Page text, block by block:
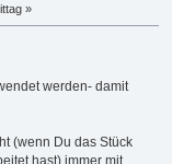
»
werden- damit
(wenn Du das Stück
hast) immer mit